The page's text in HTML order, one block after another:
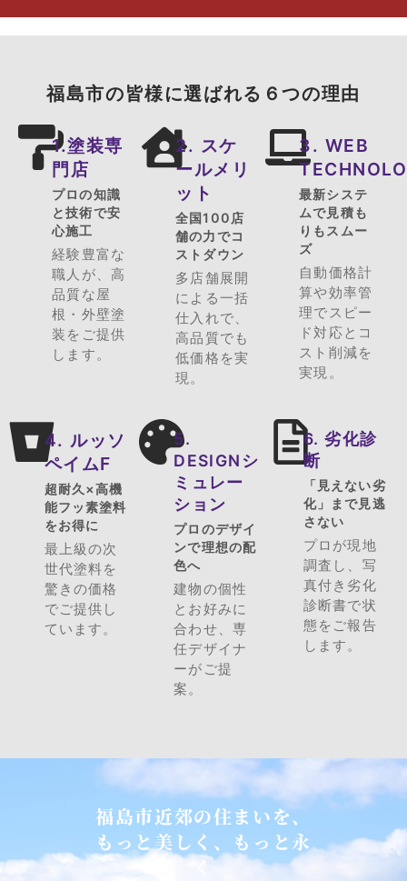
福島市の皆様に選ばれる６つの理由
1.塗装専
門店
プロの知識
と技術で安
心施工
経験豊富な
職人が、高
品質な屋
根・外壁塗
装をご提供
します。
2. スケ
ールメリ
ット
全国100店
舗の力でコ
ストダウン
多店舗展開
による一括
仕入れで、
高品質でも
低価格を実
現。
3. WEB
最新システ
ムで見積も
りもスムー
ズ
自動価格計
算や効率管
理でスピー
ド対応とコ
スト削減を
実現。
4. ルッソ
ペイムF
超耐久×高機
能フッ素塗料
をお得に
最上級の次
世代塗料を
驚きの価格
でご提供し
ています。
5.
DESIGNシ
ミュレー
ション
プロのデザイ
ンで理想の配
色へ
建物の個性
とお好みに
合わせ、専
任デザイナ
ーがご提
案。
6. 劣化診
断
「見えない劣
化」まで見逃
さない
プロが現地
調査し、写
真付き劣化
診断書で状
態をご報告
します。
福島市近郊の住まいを、
もっと美しく、もっと永
く